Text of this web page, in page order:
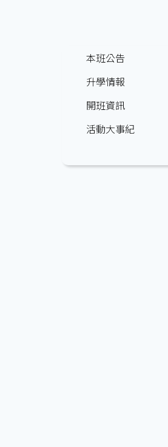
本班公告
升學情報
開班資訊
活動大事紀